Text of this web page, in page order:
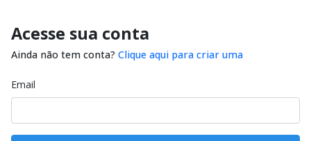
Acesse sua conta
Ainda não tem conta? Clique aqui para criar uma
Email